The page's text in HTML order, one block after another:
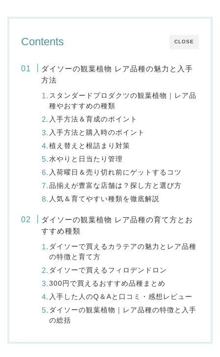
CLOSE
Contents
ダイソーの観葉植物 レア品種の魅力と入手
方法
スタンダードプロダクツの観葉植物｜レア品
種やおすすめの種類
入手方法＆育成のポイント
入手方法と購入時のポイント
植え替えと根詰まり対策
水やりと日当たり管理
入荷曜日＆売り切れ前にゲットするコツ
品揃えが豊富な店舗は？探し方と選び方
人気＆育てやすい種類を徹底解説
ダイソーの観葉植物 レア品種の育て方とお
すすめ種類
ダイソーで買えるカラテアの魅力とレア品種
の特徴と育て方
ダイソーで買えるフィロデンドロン
300円で買えるおすすめ品種まとめ
入手した人のQ＆Aと口コミ・感想レビュー
ダイソーの観葉植物｜レア品種の特徴と入手
の総括